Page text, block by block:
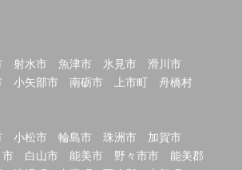
射水市 魚津市 氷見市
滑川市
小矢部市 南砺市 上市町 舟橋村
小松市 輪島市 珠洲市
加賀市
白山市 能美市 野々市市
能美郡